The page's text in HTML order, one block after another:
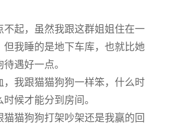
不起，虽然我跟这群姐姐住在一
但我睡的是地下车库，也就比她
遇好一点。
，我跟猫猫狗狗一样笨，什么时
候才能分到房间。
猫猫狗狗打架吵架还是我赢的回